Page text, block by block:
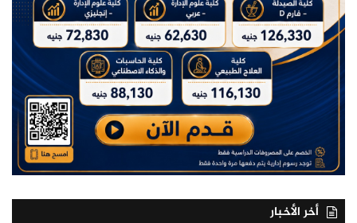
أخر الأخبار